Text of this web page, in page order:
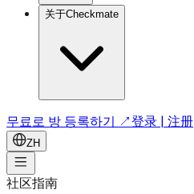
关于Checkmate
무료로 방 등록하기 ↗登录 | 注册
ZH
社区指南